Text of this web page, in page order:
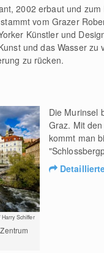
2002 erbaut und zum
vom Grazer
Künstler und
und das Wasser
zu rücken.
Schiffer
Die Murinsel
Graz. Mit
kommt man